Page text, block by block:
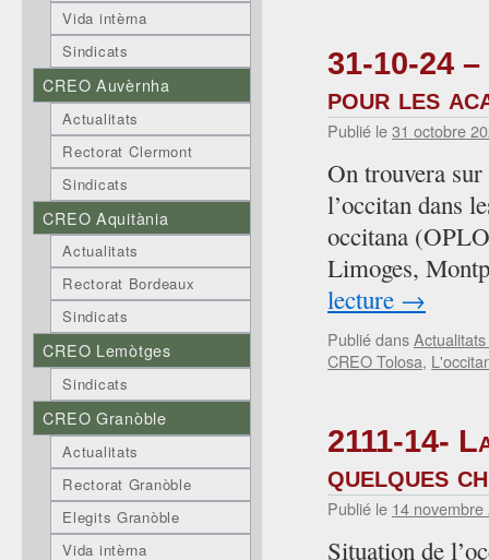
Les
effectifs
d’élèves
suivant
un
de
l’occitan
Données
FELCO
31-10-24 –
pour les
Publié le31 octobre
On trouvera sur
l’occitan dans
occitana
Limoges,
lecture →
Publié dans
CREO Tolosa,
2111-14-
quelques
Publié le 14 novembre
Situation de
Vida intèrna
Sindicats
CREO Auvèrnha
Actualitats
Rectorat Clermont
Sindicats
CREO Aquitània
Actualitats
Rectorat Bordeaux
Sindicats
CREO Lemòtges
Sindicats
CREO Granòble
Actualitats
Rectorat Granòble
Elegits Granòble
Vida intèrna